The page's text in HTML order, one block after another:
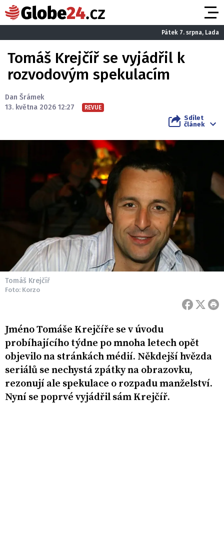
Pátek 7. srpna, Lada
Tomáš Krejčíř se vyjádřil k
rozvodovým spekulacím
Dan Šrámek
13. května 2026 12:27
REVUE
Sdílet
článek
Tomáš Krejčíř
Foto: Korzo
Jméno Tomáše Krejčíře se v úvodu
probíhajícího týdne po mnoha letech opět
objevilo na stránkách médií. Někdejší hvězda
seriálů se nechystá zpátky na obrazovku,
rezonují ale spekulace o rozpadu manželství.
Nyní se poprvé vyjádřil sám Krejčíř.